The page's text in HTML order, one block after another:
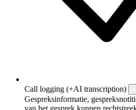
Call logging (+AI transcription)
Gespreksinformatie,